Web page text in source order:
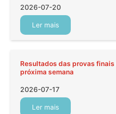
2026-07-20
Ler mais
Resultados das provas
próxima semana
2026-07-17
Ler mais